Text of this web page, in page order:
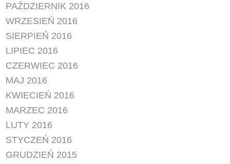
PAŹDZIERNIK 2016
WRZESIEŃ 2016
SIERPIEŃ 2016
LIPIEC 2016
CZERWIEC 2016
MAJ 2016
KWIECIEŃ 2016
MARZEC 2016
LUTY 2016
STYCZEŃ 2016
GRUDZIEŃ 2015